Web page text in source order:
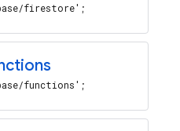
firestore';
functions';